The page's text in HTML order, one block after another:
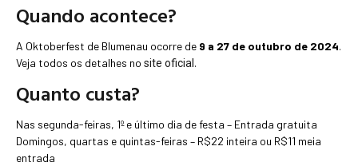
Quando acontece?
A Oktoberfest de Blumenau ocorre de 9 a 27 de outubro de 2024.
Veja todos os detalhes no site oficial .
Quanto custa?
Nas segunda-feiras, 1º e último dia de festa – Entrada gratuita
Domingos, quartas e quintas-feiras – R$22 inteira ou R$11 meia
entrada